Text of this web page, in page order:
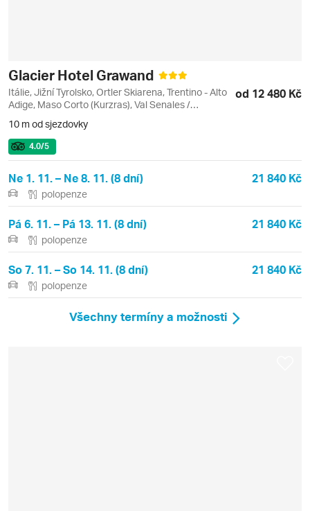
Glacier Hotel Grawand
Itálie, Jižní Tyrolsko, Ortler Skiarena, Trentino - Alto
Adige, Maso Corto (Kurzras), Val Senales /
od 12 480 Kč
10 m od sjezdovky
4.0/5
Ne 1. 11. – Ne 8. 11. (8 dní) 21 840 Kč
polopenze
Pá 6. 11. – Pá 13. 11. (8 dní) 21 840 Kč
polopenze
So 7. 11. – So 14. 11. (8 dní) 21 840 Kč
polopenze
Všechny termíny a možnosti